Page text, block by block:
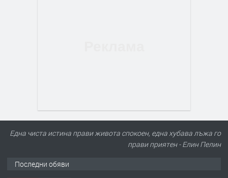
Една чиста истина прави живота спокоен, една хубава лъжа го
прави приятен - Елин Пелин
Последни обяви